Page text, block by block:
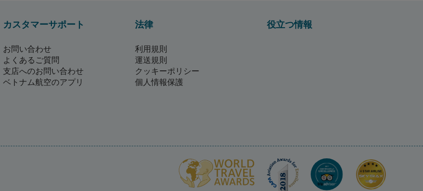
カスタマーサポート
お問い合わせ
よくあるご質問
支店へのお問い合わせ
ベトナム航空のアプリ
法律
利用規則
運送規則
クッキーポリシー
個人情報保護
役立つ情報